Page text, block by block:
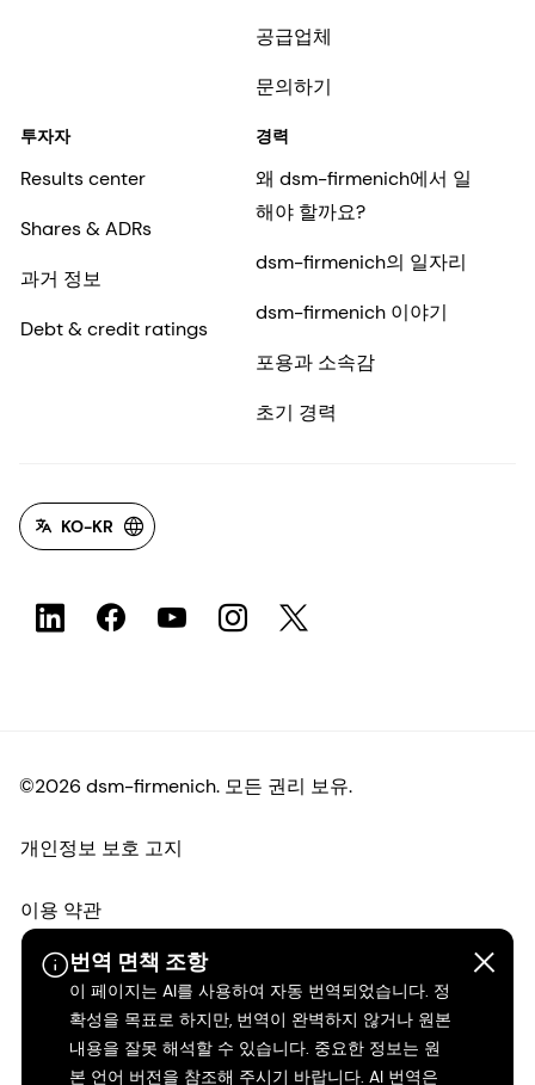
번역 면책 조항
이 페이지는 AI를 사용하여 자동 번역되었습니다. 정
확성을 목표로 하지만, 번역이 완벽하지 않거나 원본
내용을 잘못 해석할 수 있습니다. 중요한 정보는 원
본 언어 버전을 참조해 주시기 바랍니다. AI 번역은
공급업체
문의하기
투자자
Results center
Shares & ADRs
과거 정보
Debt & credit ratings
경력
왜 dsm-firmenich에서 일
해야 할까요?
dsm-firmenich의 일자리
dsm-firmenich 이야기
포용과 소속감
초기 경력
KO-KR
©2026 dsm-firmenich. 모든 권리 보유.
개인정보 보호 고지
이용 약관
약관
캘리포니아 투명성